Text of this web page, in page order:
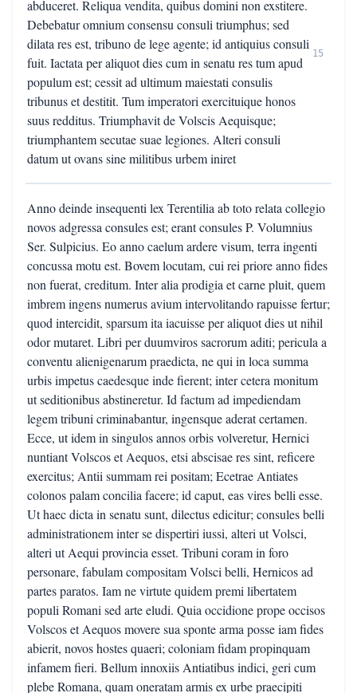
abduceret. Reliqua vendita, quibus domini non exstitere.
Debebatur omnium consensu consuli triumphus; sed
dilata res est, tribuno de lege agente; id antiquius consuli
fuit. Iactata per aliquot dies cum in senatu res tum apud
populum est; cessit ad ultimum maiestati consulis
tribunus et destitit. Tum imperatori exercituique honos
suus redditus. Triumphavit de Volscis Aequisque;
triumphantem secutae suae legiones. Alteri consuli
datum ut ovans sine militibus urbem iniret
15
Anno deinde insequenti lex Terentilia ab toto relata collegio
novos adgressa consules est; erant consules P. Volumnius
Ser. Sulpicius. Eo anno caelum ardere visum, terra ingenti
concussa motu est. Bovem locutam, cui rei priore anno fides
non fuerat, creditum. Inter alia prodigia et carne pluit, quem
imbrem ingens numerus avium intervolitando rapuisse fertur;
quod intercidit, sparsum ita iacuisse per aliquot dies ut nihil
odor mutaret. Libri per duumviros sacrorum aditi; pericula a
conventu alienigenarum praedicta, ne qui in loca summa
urbis impetus caedesque inde fierent; inter cetera monitum
ut seditionibus abstineretur. Id factum ad impediendam
legem tribuni criminabantur, ingensque aderat certamen.
Ecce, ut idem in singulos annos orbis volveretur, Hernici
nuntiant Volscos et Aequos, etsi abscisae res sint, reficere
exercitus; Antii summam rei positam; Ecetrae Antiates
colonos palam concilia facere; id caput, eas vires belli esse.
Ut haec dicta in senatu sunt, dilectus edicitur; consules belli
administrationem inter se dispertiri iussi, alteri ut Volsci,
alteri ut Aequi provincia esset. Tribuni coram in foro
personare, fabulam compositam Volsci belli, Hernicos ad
partes paratos. Iam ne virtute quidem premi libertatem
populi Romani sed arte eludi. Quia occidione prope occisos
Volscos et Aequos movere sua sponte arma posse iam fides
abierit, novos hostes quaeri; coloniam fidam propinquam
infamem fieri. Bellum innoxiis Antiatibus indici, geri cum
plebe Romana, quam oneratam armis ex urbe praecipiti